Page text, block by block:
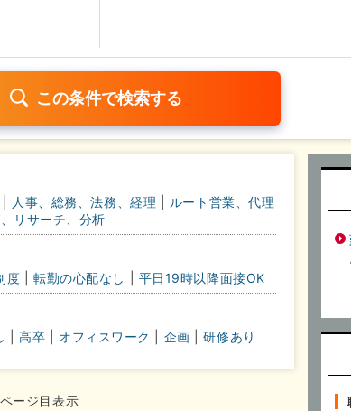
さらに詳しく検索したい方はこちら➤
人事、総務、法務、経理
ルート営業、代理
リサーチ、分析
度 転勤の心配なし 平日19時以降面接OK
高卒 オフィスワーク 企画 研修あり
ページ目表示